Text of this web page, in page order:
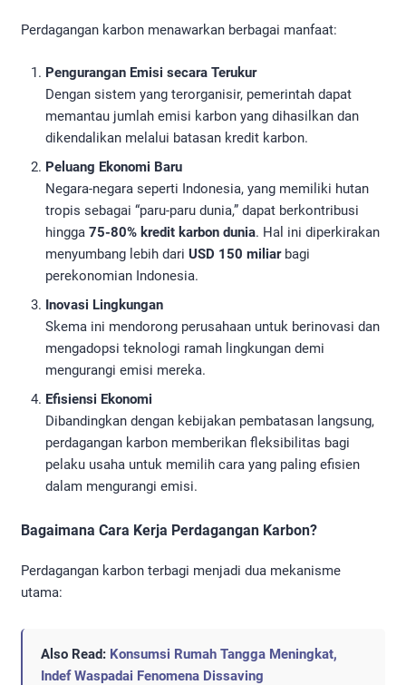
Perdagangan karbon menawarkan berbagai manfaat:
Pengurangan Emisi secara Terukur
Dengan sistem yang terorganisir, pemerintah dapat
memantau jumlah emisi karbon yang dihasilkan dan
dikendalikan melalui batasan kredit karbon.
Peluang Ekonomi Baru
Negara-negara seperti Indonesia, yang memiliki hutan
tropis sebagai “paru-paru dunia,” dapat berkontribusi
hingga75-80% kredit karbon dunia. Hal ini diperkirakan
menyumbang lebih dariUSD 150 miliarbagi
perekonomian Indonesia.
Inovasi Lingkungan
Skema ini mendorong perusahaan untuk berinovasi dan
mengadopsi teknologi ramah lingkungan demi
mengurangi emisi mereka.
Efisiensi Ekonomi
Dibandingkan dengan kebijakan pembatasan langsung,
perdagangan karbon memberikan fleksibilitas bagi
pelaku usaha untuk memilih cara yang paling efisien
dalam mengurangi emisi.
Bagaimana Cara Kerja Perdagangan Karbon?
Perdagangan karbon terbagi menjadi dua mekanisme
utama:
Also Read: Konsumsi Rumah Tangga Meningkat,
Indef Waspadai Fenomena Dissaving